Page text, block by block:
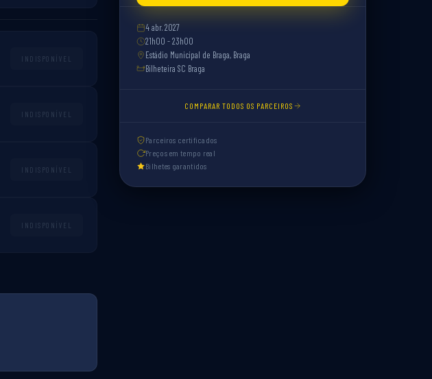
INDISPONÍVEL
INDISPONÍVEL
INDISPONÍVEL
INDISPONÍVEL
4 abr. 2027
21h00 - 23h00
Estádio Municipal de Braga, Braga
Bilheteira SC Braga
COMPARAR TODOS OS PARCEIROS
Parceiros certificados
Preços em tempo real
Bilhetes garantidos